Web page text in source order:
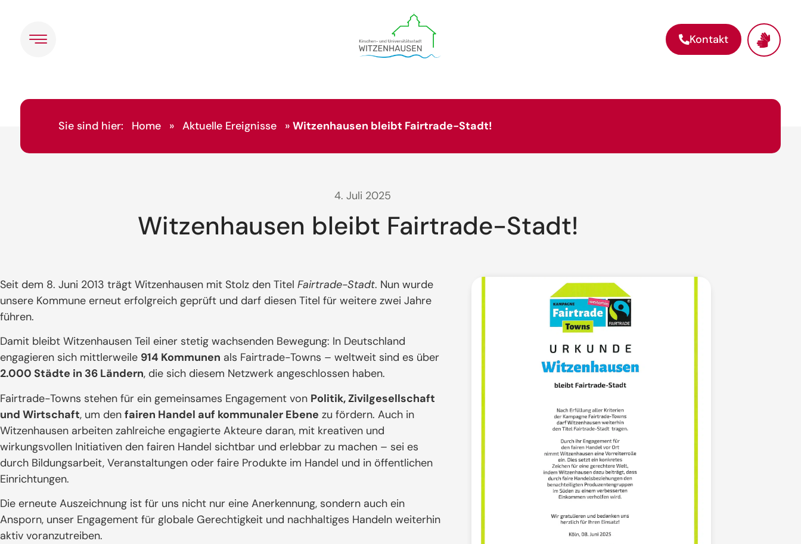
Kontakt
Sie sind hier: Home » Aktuelle Ereignisse » Witzenhausen bleibt Fairtrade-Stadt!
4. Juli 2025
Witzenhausen bleibt Fairtrade-Stadt!
Seit dem 8. Juni 2013 trägt Witzenhausen mit Stolz den Titel Fairtrade-Stadt. Nun wurde
unsere Kommune erneut erfolgreich geprüft und darf diesen Titel für weitere zwei Jahre
führen.
Damit bleibt Witzenhausen Teil einer stetig wachsenden Bewegung: In Deutschland
engagieren sich mittlerweile 914 Kommunen als Fairtrade-Towns – weltweit sind es über
2.000 Städte in 36 Ländern, die sich diesem Netzwerk angeschlossen haben.
Fairtrade-Towns stehen für ein gemeinsames Engagement von Politik, Zivilgesellschaft
und Wirtschaft, um den fairen Handel auf kommunaler Ebene zu fördern. Auch in
Witzenhausen arbeiten zahlreiche engagierte Akteure daran, mit kreativen und
wirkungsvollen Initiativen den fairen Handel sichtbar und erlebbar zu machen – sei es
durch Bildungsarbeit, Veranstaltungen oder faire Produkte im Handel und in öffentlichen
Einrichtungen.
Die erneute Auszeichnung ist für uns nicht nur eine Anerkennung, sondern auch ein
Ansporn, unser Engagement für globale Gerechtigkeit und nachhaltiges Handeln weiterhin
aktiv voranzutreiben.